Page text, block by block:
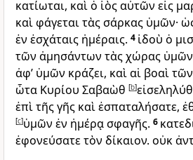
κατίωται, καὶ ὁ ἰὸς αὐτῶν εἰς
καὶ φάγεται τὰς σάρκας ὑμῶν·
ἐν ἐσχάταις ἡμέραις. 4 ἰδοὺ ὁ
τῶν ἀμησάντων τὰς χώρας
ἀφ’ ὑμῶν κράζει, καὶ αἱ βοαὶ
ὦτα Κυρίου Σαβαὼθ [b]
ἐπὶ τῆς γῆς καὶ ἐσπαταλήσατε,
[c]ὑμῶν ἐν ἡμέρᾳ σφαγῆς. 6
ἐφονεύσατε τὸν δίκαιον. οὐκ